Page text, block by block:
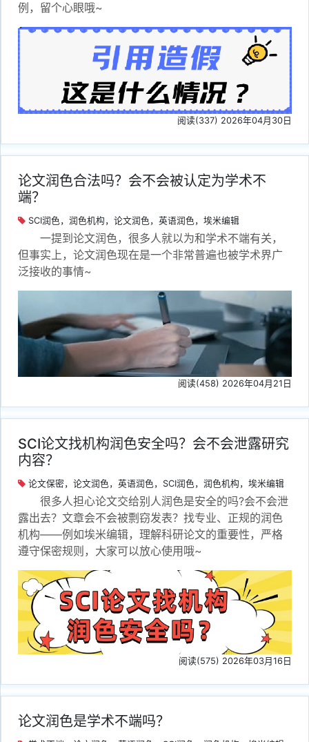
例，留个心眼哦~
阅读(337) 2026年04月30日
论文润色合法吗？会不会被认定为学术不
端？
SCI润色，润色机构，论文润色，英语润色，埃米编辑
一提到论文润色，很多人就以为和学术不端有关，
但事实上，论文润色现在是一个非常普遍也被学术界广
泛接收的事情~
阅读(458) 2026年04月21日
SCI论文找机构润色安全吗？会不会泄露研究
内容？
论文保密，论文润色，英语润色，SCI润色，润色机构，埃米编辑
很多人担心论文交给别人润色是安全的吗?会不会泄
露出去？文章会不会被剽窃发表？找专业、正规的润色
机构——例如埃米编辑，理解科研论文的重要性，严格
遵守保密规则，大家可以放心使用哦~
阅读(575) 2026年03月16日
论文润色是学术不端吗？